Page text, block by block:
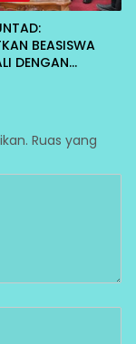
BEASISWA
DENGAN
Ruas yang